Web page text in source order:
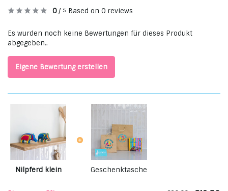
0/ 5 Based on 0 reviews
Es wurden noch keine Bewertungen für dieses Produkt
abgegeben..
Eigene Bewertung erstellen
Nilpferd klein Geschenktasche